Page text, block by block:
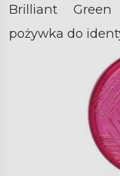
Brilliant
pożywka do